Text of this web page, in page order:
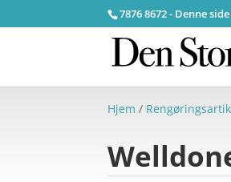
7876 8672 - Denne
Hjem /